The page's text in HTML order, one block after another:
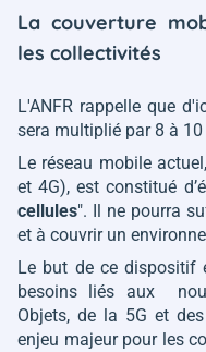
La couverture
les collectivités
L'ANFR rappelle que
sera multiplié par 8 à 10
Le réseau mobile
et 4G), est constitué
cellules". Il ne pourra
et à couvrir un
Le but de ce dispositif
besoins liés aux
Objets, de la 5G et
enjeu majeur pour les